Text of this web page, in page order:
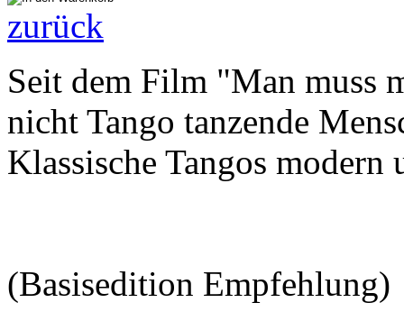
zurück
Seit dem Film "Man muss
nicht Tango tanzende
Klassische Tangos
(Basisedition Empfehlung)